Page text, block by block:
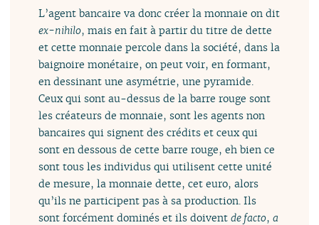
L’agent bancaire va donc créer la monnaie on dit
ex-nihilo, mais en fait à partir du titre de dette
et cette monnaie percole dans la société, dans la
baignoire monétaire, on peut voir, en formant,
en dessinant une asymétrie, une pyramide.
Ceux qui sont au-dessus de la barre rouge sont
les créateurs de monnaie, sont les agents non
bancaires qui signent des crédits et ceux qui
sont en dessous de cette barre rouge, eh bien ce
sont tous les individus qui utilisent cette unité
de mesure, la monnaie dette, cet euro, alors
qu’ils ne participent pas à sa production. Ils
sont forcément dominés et ils doiventde facto,a